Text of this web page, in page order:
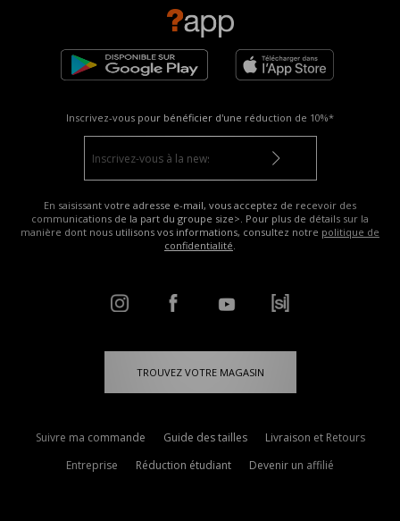
Inscrivez-vous pour bénéficier d'une réduction de 10%*
En saisissant votre adresse e-mail, vous acceptez de recevoir des
communications de la part du groupe size>. Pour plus de détails sur la
manière dont nous utilisons vos informations, consultez notre politique de
confidentialité.
TROUVEZ VOTRE MAGASIN
Suivre ma commande Guide des tailles
Livraison et Retours
Entreprise
Réduction étudiant Devenir un affilié